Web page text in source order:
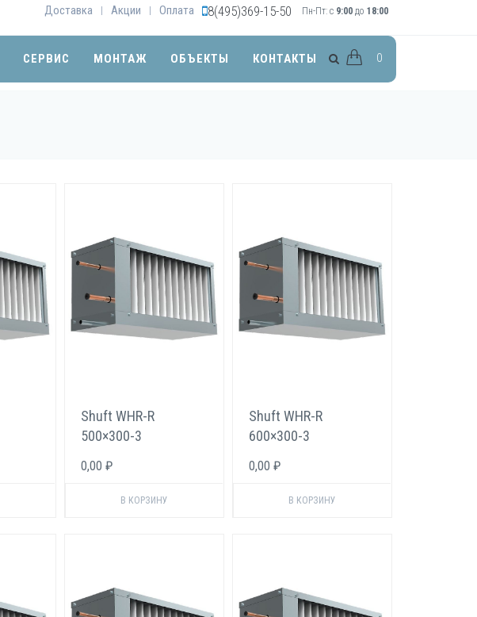
Доставка | Акции | Оплата 8(495)369-15-50 Пн-Пт: с 9:00 до 18:00
СЕРВИС МОНТАЖ ОБЪЕКТЫ КОНТАКТЫ 0
Shuft WHR-R
500×300-3
охладитель для
прямоугольных
0,00 ₽
Shuft WHR-R
600×300-3
охладитель для
прямоугольных
0,00 ₽